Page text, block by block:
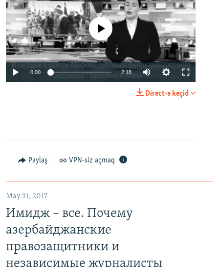
No media source currently available
0:00 2:18
Direct-ə keçid
Paylaş VPN-siz açmaq
May 31, 2017
Имидж – все. Почему
азербайджанские
правозащитники и
независимые журналисты